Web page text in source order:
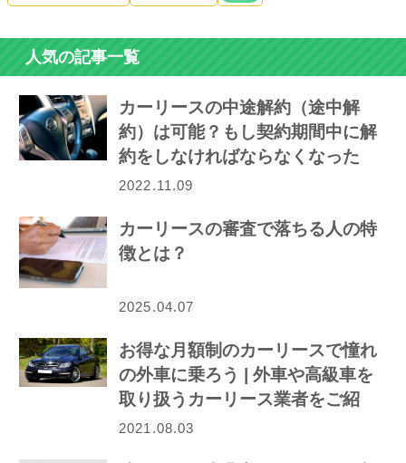
人気の記事一覧
カーリースの中途解約（途中解
約）は可能？もし契約期間中に解
約をしなければならなくなった
ら…
2022.11.09
カーリースの審査で落ちる人の特
徴とは？
2025.04.07
お得な月額制のカーリースで憧れ
の外車に乗ろう | 外車や高級車を
取り扱うカーリース業者をご紹
介！
2021.08.03